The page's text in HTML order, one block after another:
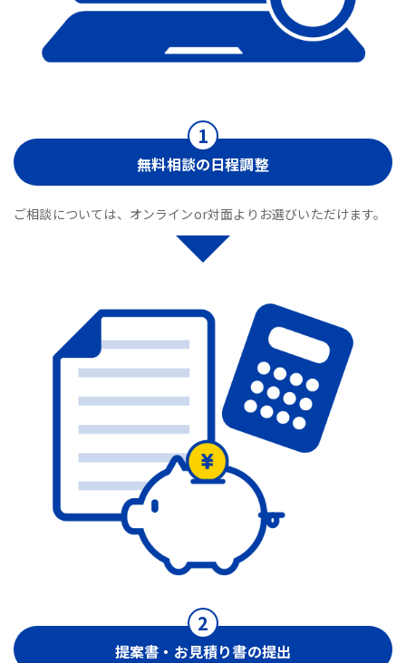
無料相談の日程調整
ご相談については、オンラインor対面よりお選びいただけます。
提案書・お見積り書の提出